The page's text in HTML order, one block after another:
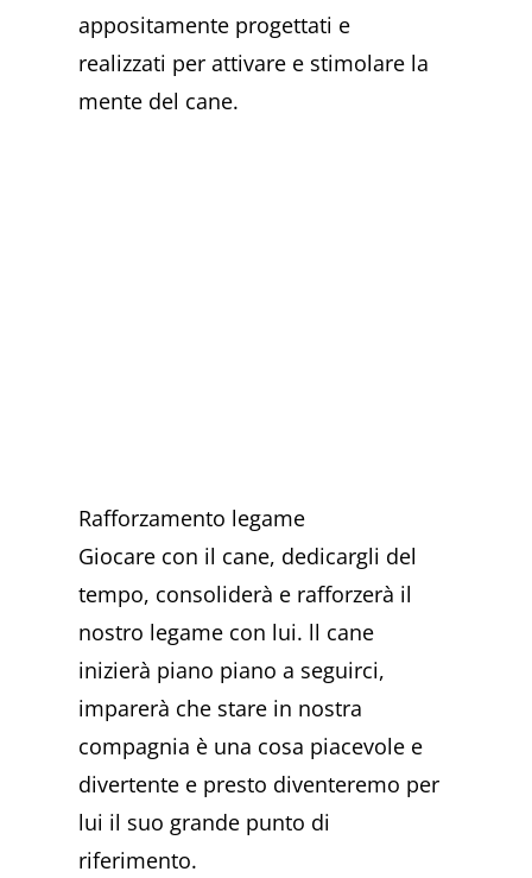
appositamente progettati e
realizzati per attivare e stimolare la
mente del cane.
Rafforzamento legame
Giocare con il cane, dedicargli del
tempo, consoliderà e rafforzerà il
nostro legame con lui. ll cane
inizierà piano piano a seguirci,
imparerà che stare in nostra
compagnia è una cosa piacevole e
divertente e presto diventeremo per
lui il suo grande punto di
riferimento.